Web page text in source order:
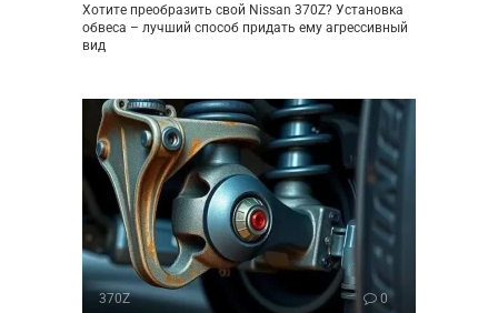
Хотите преобразить свой Nissan 370Z? Установка
обвеса – лучший способ придать ему агрессивный
вид
370Z 0